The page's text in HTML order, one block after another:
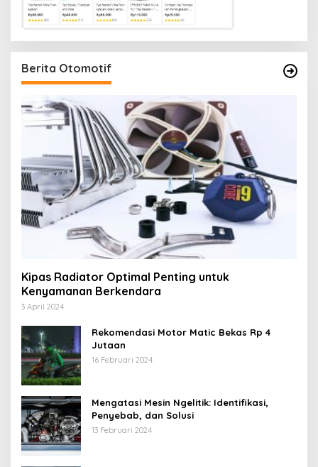
Berita Otomotif
Kipas Radiator Optimal Penting untuk
Kenyamanan Berkendara
3 April 2024
Rekomendasi Motor Matic Bekas Rp 4
Jutaan
16 Februari 2024
Mengatasi Mesin Ngelitik: Identifikasi,
Penyebab, dan Solusi
13 Februari 2024